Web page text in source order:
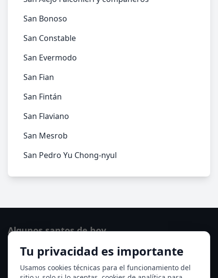
San Bonoso
San Constable
San Evermodo
San Fian
San Fintán
San Flaviano
San Mesrob
San Pedro Yu Chong-nyul
Tu privacidad es importante
Usamos cookies técnicas para el funcionamiento del
Algunos santos de hoy
San Hormisda papa
Ver todos los santos de hoy